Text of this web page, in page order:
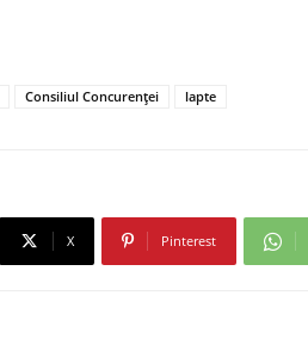
Consiliul Concurenţei lapte
X Pinterest